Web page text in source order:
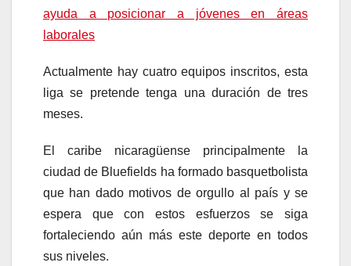
ayuda a posicionar a jóvenes en áreas
laborales
Actualmente hay cuatro equipos inscritos, esta
liga se pretende tenga una duración de tres
meses.
El caribe nicaragüense principalmente la
ciudad de Bluefields ha formado basquetbolista
que han dado motivos de orgullo al país y se
espera que con estos esfuerzos se siga
fortaleciendo aún más este deporte en todos
sus niveles.